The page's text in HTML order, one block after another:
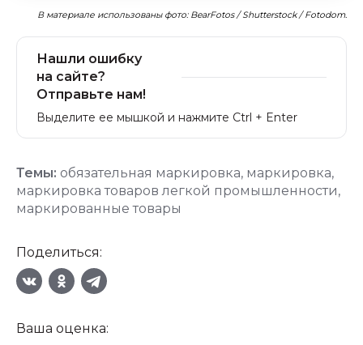
В материале использованы фото: BearFotos / Shutterstock / Fotodom.
Нашли ошибку
на сайте?
Отправьте нам!
Выделите ее мышкой и нажмите Ctrl + Enter
Темы: обязательная маркировка, маркировка,
маркировка товаров легкой промышленности,
маркированные товары
Поделиться:
Ваша оценка: